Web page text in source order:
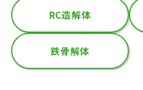
RC造解体
鉄骨解体